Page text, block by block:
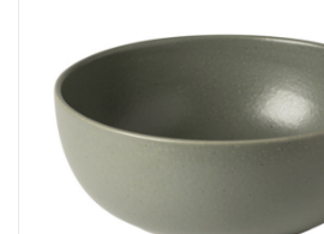
Over Simon's Tafel
Cadeaubonnen